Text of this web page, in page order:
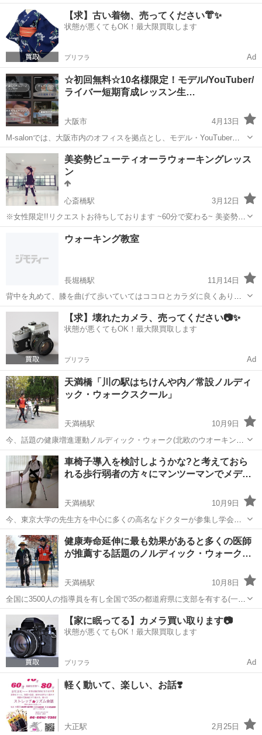
に、正しい姿勢と歩き方を徹底して 教えていきます。 一度のレッスン
でも、ビフォーアフターで、分かりやすい変化を感じられます。 20代
～50代まで、幅広く参...
大阪 大阪駅 ウォーキング 個人
【求】古い着物、売ってください👘✨
状態が悪くてもOK！最大限買取します
プリフラ Ad
☆初回無料☆10名様限定！モデル/YouTuber/
ライバー短期育成レッスン生…
大阪市
4月13日
M-salonでは、大阪市内のオフィスを拠点とし、モデル・YouTuber・
ライバーで稼ぎたい！！という方に、マンツーマンレッスンをしてお
ります！ M-salonのPro School(プロスクール)では、現役モデルで...
大阪 大阪市 ウォーキング YouTuber
美姿勢ビューティオーラウォーキングレッス
ン
心斎橋駅
3月12日
※女性限定!!リクエストお待ちしております ~60分で変わる~ 美姿勢、
ビューティオーラウォーキングレッスン ♡ヒールを美しく履きこなし
たい方 ♡歩く姿に自信がない方 ♡体幹が弱く姿勢が気になる方 ♡い
心斎橋駅 ウォーキング
ウォーキング教室
長堀橋駅
11月14日
背中を丸めて、膝を曲げて歩いていてはココロとカラダに良くありま
せん。 体幹を鍛え姿勢を改善し、正しい歩行を学ぶことで健康長寿を
目指しましょう‼ まずは裸足（靴下着用OK）で足の裏をしっかりと感
じながら理想的な歩行の練習、...
大阪 大阪市 長堀橋駅 ウォーキング
【求】壊れたカメラ、売ってください📷✨
状態が悪くてもOK！最大限買取します
プリフラ Ad
天満橋「川の駅はちけんや内／常設ノルディ
ック・ウォークスクール」
天満橋駅
10月9日
今、話題の健康増進運動ノルディック・ウォーク(北欧のウオーキング
スタイル)を始めませんか? 子どもから高齢者まで様々な運動強度別の
歩行テクニックが存在するので誰でも無理なく始められる健康運動で
す。通常のウオーキングと比較す...
大阪 大阪市 天満橋駅 ウォーキング
車椅子導入を検討しようかな?と考えておら
れる歩行弱者の方々にマンツーマンでメデ…
天満橋駅
10月9日
今、東京大学の先生方を中心に多くの高名なドクターが参集し学会が
組織されている中で健康寿命延伸に最も有効な手段と考えられている
メディカルノルディックウォーキングをJNWL歩行運動指導士もしくは
学会の理事である先生が月曜日から金...
大阪 大阪市 天満橋駅 ウォーキング
健康寿命延伸に最も効果があると多くの医師
が推薦する話題のノルディック・ウォーク…
天満橋駅
10月8日
全国に3500人の指導員を有し全国で35の都道府県に支部を有する(一
社)全日本ノルディック・ウォーク連盟のカリキュラムに則り運営され
ている体験会です。月曜日には高齢者の健康寿命延伸の為のノルディ
ック・ウォーク教室になります。...
大阪 大阪市 天満橋駅 ウォーキング
【家に眠ってる】カメラ買い取ります📷
状態が悪くてもOK！最大限買取します
プリフラ Ad
軽く動いて、楽しい、お話❣️
大正駅 2月25日